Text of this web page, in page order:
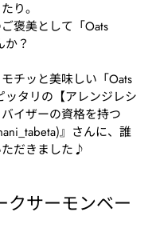
り。
褒美として「Oats
か？
チッと美味しい「Oats
ッタリの 【アレンジレシ
イザーの資格を持つ
』さんに、誰
だきました♪
クサーモンベー